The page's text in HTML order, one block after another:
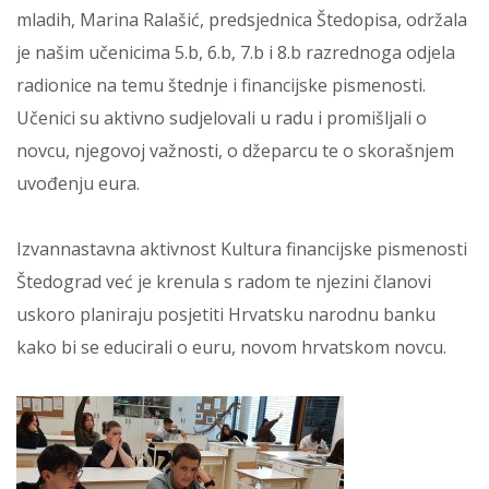
mladih, Marina Ralašić, predsjednica Štedopisa, održala
je našim učenicima 5.b, 6.b, 7.b i 8.b razrednoga odjela
radionice na temu štednje i financijske pismenosti.
Učenici su aktivno sudjelovali u radu i promišljali o
novcu, njegovoj važnosti, o džeparcu te o skorašnjem
uvođenju eura.
Izvannastavna aktivnost Kultura financijske pismenosti
Štedograd već je krenula s radom te njezini članovi
uskoro planiraju posjetiti Hrvatsku narodnu banku
kako bi se educirali o euru, novom hrvatskom novcu.